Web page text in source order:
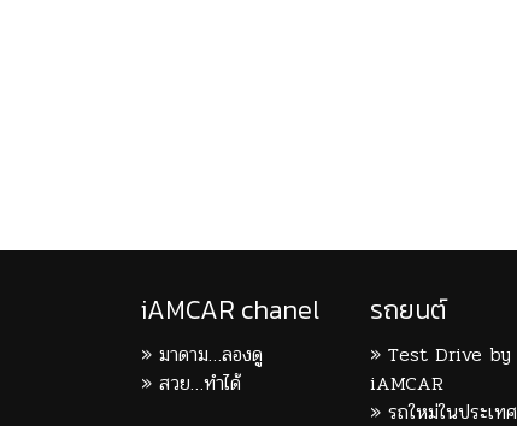
iAMCAR chanel
มาดาม…ลองดู
สวย…ทำได้
รถยนต์
Test Drive by
iAMCAR
รถใหม่ในประเทศ